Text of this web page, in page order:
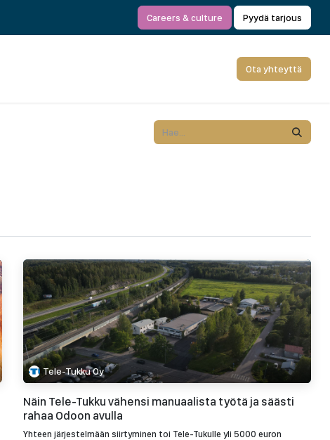
Careers & culture Pyydä tarjous
Ota yhteyttä
Tele-Tukku Oy
Näin Tele-Tukku vähensi manuaalista työtä ja säästi
rahaa Odoon avulla
Yhteen järjestelmään siirtyminen toi Tele-Tukulle yli 5000 euron